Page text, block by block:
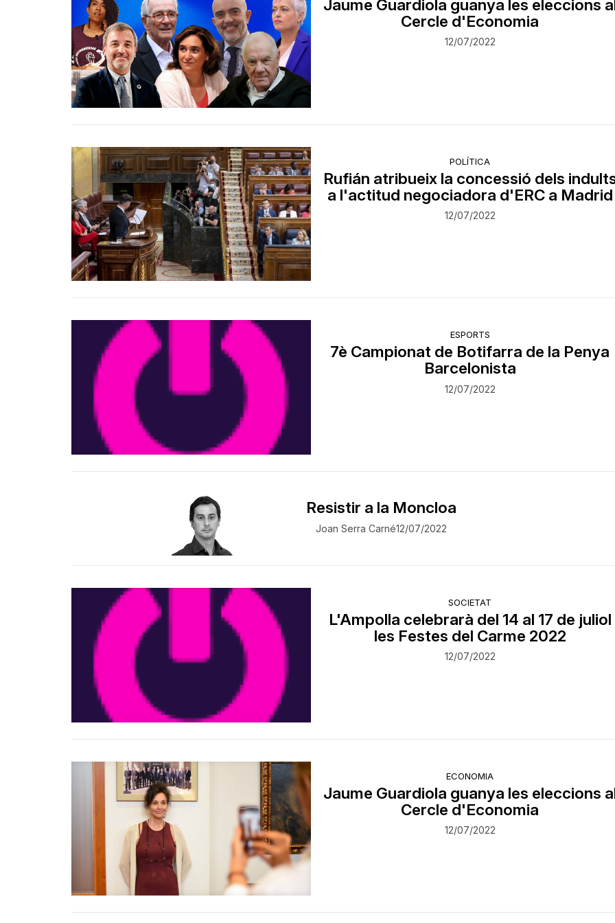
Jaume Guardiola guanya les eleccions
Cercle d'Economia
12/07/2022
POLÍTICA
Rufián atribueix la concessió dels
a l'actitud negociadora d'ERC a Madrid
12/07/2022
ESPORTS
7è Campionat de Botifarra de la Penya
Barcelonista
12/07/2022
Resistir a la Moncloa
Joan Serra Carné12/07/2022
SOCIETAT
L'Ampolla celebrarà del 14 al 17 de juliol
les Festes del Carme 2022
12/07/2022
ECONOMIA
Jaume Guardiola guanya les eleccions
Cercle d'Economia
12/07/2022